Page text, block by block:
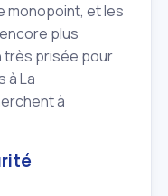
monopoint, et les
plus
très prisée pour
à La
à